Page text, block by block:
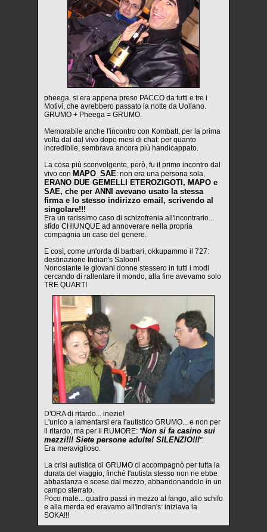
pheega, si era appena preso PACCO da tutti e tre i
Motivi, che avrebbero passato la notte da Uollano.
GRUMO + Pheega = GRUMO.
Memorabile anche l'incontro con Kombatt, per la prima
volta dal dal vivo dopo mesi di chat: per quanto
incredibile, sembrava ancora più handicappato.
La cosa più sconvolgente, però, fu il primo incontro dal
vivo con MAPO_SAE: non era una persona sola,
ERANO DUE GEMELLI ETEROZIGOTI, MAPO e
SAE, che per ANNI avevano usato la stessa
firma e lo stesso indirizzo email, scrivendo al
singolare!!!
Era un rarissimo caso di schizofrenia all'incontrario...
sfido CHIUNQUE ad annoverare nella propria
compagnia un caso del genere.
E così, come un'orda di barbari, okkupammo il 727:
destinazione Indian's Saloon!
Nonostante le giovani donne stessero in tutti i modi
cercando di rallentare il mondo, alla fine avevamo solo
TRE QUARTI
D'ORA di ritardo... inezie!
L'unico a lamentarsi era l'autistico GRUMO... e non per
il ritardo, ma per il RUMORE: "Non si fa casino sui
mezzi!!! Siete persone adulte! SILENZIO!!!".
Era meraviglioso.
La crisi autistica di GRUMO ci accompagnò per tutta la
durata del viaggio, finché l'autista stesso non ne ebbe
abbastanza e scese dal mezzo, abbandonandolo in un
campo sterrato.
Poco male... quattro passi in mezzo al fango, allo schifo
e alla merda ed eravamo all'Indian's: iniziava la
SOKA!!!